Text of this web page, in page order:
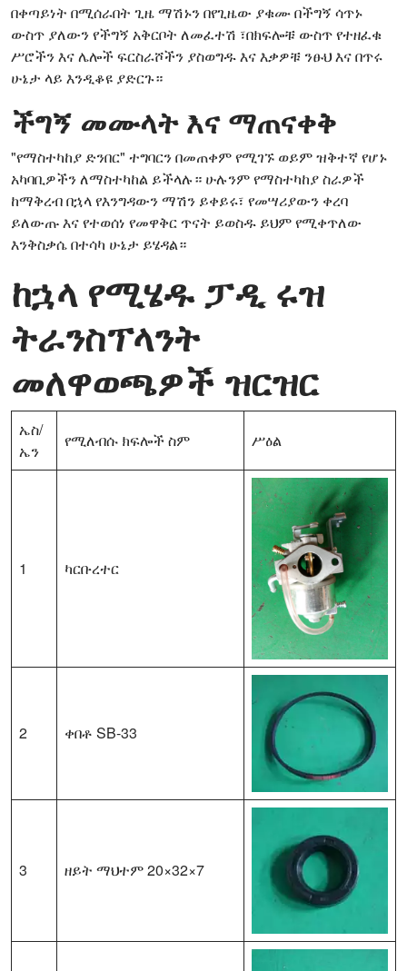
በቀጣይነት በሚሰራበት ጊዜ ማሽኑን በየጊዜው ያቁሙ በችግኝ ሳጥኑ
ውስጥ ያለውን የችግኝ አቅርቦት ለመፈተሽ ፣በክፍሎቹ ውስጥ የተዘፈቁ
ሥሮችን እና ሌሎች ፍርስራሾችን ያስወግዱ እና እቃዎቹ ንፁህ እና በጥሩ
ሁኔታ ላይ እንዲቆዩ ያድርጉ።
ችግኝ መሙላት እና ማጠናቀቅ
"የማስተካከያ ድንበር" ተግባርን በመጠቀም የሚገኙ ወይም ዝቅተኛ የሆኑ
አካባቢዎችን ለማስተካከል ይችላሉ። ሁሉንም የማስተካከያ ስራዎች
ከማቅረብ በኋላ የእንግዳውን ማሽን ይቀይሩ፣ የመሣሪያውን ቀረባ
ይለውጡ እና የተወሰነ የመዋቅር ጥናት ይወስዱ ይህም የሚቀጥለው
እንቅስቃሴ በተሳካ ሁኔታ ይሄዳል።
ከኋላ የሚሄዱ ፓዲ ሩዝ
ትራንስፕላንት
መለዋወጫዎች ዝርዝር
ኤስ/
ኤን
የሚለብሱ ክፍሎች ስም ሥዕል
1 ካርቡረተር
2 ቀበቶ SB-33
3 ዘይት ማህተም 20×32×7